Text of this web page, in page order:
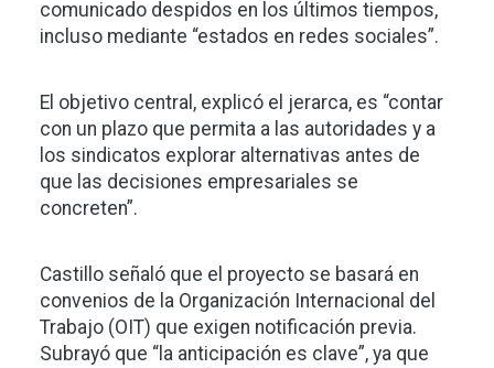
comunicado despidos en los últimos tiempos,
incluso mediante “estados en redes sociales”.
El objetivo central, explicó el jerarca, es “contar
con un plazo que permita a las autoridades y a
los sindicatos explorar alternativas antes de
que las decisiones empresariales se
concreten”.
Castillo señaló que el proyecto se basará en
convenios de la Organización Internacional del
Trabajo (OIT) que exigen notificación previa.
Subrayó que “la anticipación es clave”, ya que